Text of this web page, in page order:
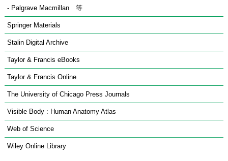
- Palgrave Macmillan　等
Springer Materials
Stalin Digital Archive
Taylor & Francis eBooks
Taylor & Francis Online
The University of Chicago Press Journals
Visible Body : Human Anatomy Atlas
Web of Science
Wiley Online Library